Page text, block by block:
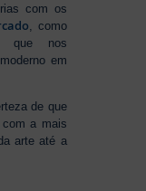
com os
, como
que nos
em
de que
a mais
arte até a